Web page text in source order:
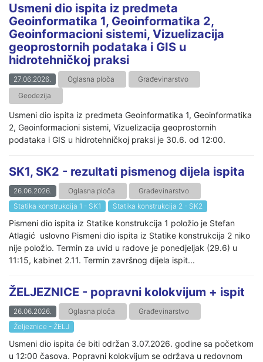
Usmeni dio ispita iz predmeta
Geoinformatika 1, Geoinformatika 2,
Geoinformacioni sistemi, Vizuelizacija
geoprostornih podataka i GIS u
hidrotehničkoj praksi
27.06.2026. Oglasna ploča
Građevinarstvo
Geodezija
Usmeni dio ispita iz predmeta Geoinformatika 1, Geoinformatika
2, Geoinformacioni sistemi, Vizuelizacija geoprostornih
podataka i GIS u hidrotehničkoj praksi je 30.6. od 12:00.
SK1, SK2 - rezultati pismenog dijela ispita
26.06.2026. Oglasna ploča
Građevinarstvo
Statika konstrukcija 1 - SK1
Statika konstrukcija 2 - SK2
Pismeni dio ispita iz Statike konstrukcija 1 položio je Stefan
Atlagić uslovno Pismeni dio ispita iz Statike konstrukcija 2 niko
nije položio. Termin za uvid u radove je ponedjeljak (29.6) u
11:15, kabinet 2.11. Termin završnog dijela ispit...
ŽELJEZNICE - popravni kolokvijum + ispit
26.06.2026. Oglasna ploča
Građevinarstvo
Željeznice - ŽELJ
Usmeni dio ispita će biti održan 3.07.2026. godine sa početkom
u 12:00 časova. Popravni kolokvijum se održava u redovnom